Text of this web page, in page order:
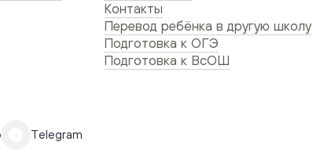
Контакты
Перевод ребёнка в другую школу
Подготовка к ОГЭ
Подготовка к ВсОШ
Telegram